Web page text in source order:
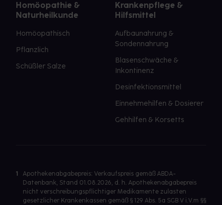
Homöopathie &
Naturheilkunde
Homöopathisch
Pflanzlich
Schüßler Salze
Krankenpflege &
Hilfsmittel
Aufbaunahrung &
Sondennahrung
Blasenschwäche &
Inkontinenz
Desinfektionsmittel
Einnehmehilfen & Dosierer
Gehhilfen & Korsetts
1
Apothekenabgabepreis: Verkaufspreis gemäß ABDA-
Datenbank, Stand 01.08.2026, d. h. Apothekenabgabepreis
nicht verschreibungspflichtiger Medikamente zulasten
gesetzlicher Krankenkassen gemäß § 129 Abs. 5a SGB V i.V.m §§